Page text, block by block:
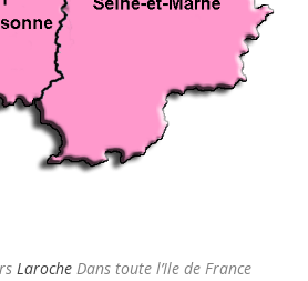
Laroche Dans toute l’Ile de France